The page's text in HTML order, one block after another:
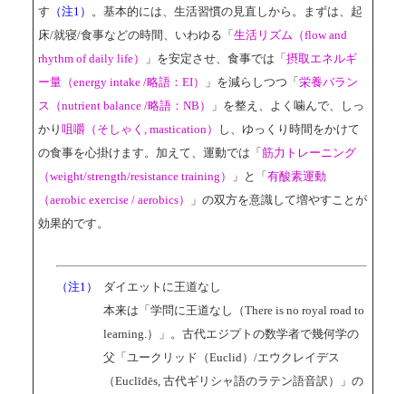
す （注1）
。基本的には、生活習慣の見直しから。まずは、起
床/就寝/食事などの時間、いわゆる「生活リズム（flow and
rhythm of daily life）
」を安定させ、食事では「摂取エネルギ
ー量（energy intake /略語：EI）
」を減らしつつ「栄養バラン
ス（nutrient balance /略語：NB）
」を整え、よく噛んで、しっ
かり 咀嚼（そしゃく, mastication）
し、ゆっくり時間をかけて
の食事を心掛けます。加えて、運動では「筋力トレーニング
（weight/strength/resistance training）
」と「有酸素運動
（aerobic exercise / aerobics）
」の双方を意識して増やすことが
効果的です。
（注1）
ダイエットに王道なし
本来は「学問に王道なし（There is no royal road to
learning.）」。古代エジプトの数学者で幾何学の
父「ユークリッド（Euclid）/エウクレイデス
（Euclīdēs, 古代ギリシャ語のラテン語音訳）」の